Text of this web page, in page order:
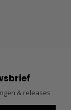
& releases